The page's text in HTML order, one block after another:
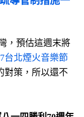
，預估這週末將
台北煙火音樂節
對策，所以還不